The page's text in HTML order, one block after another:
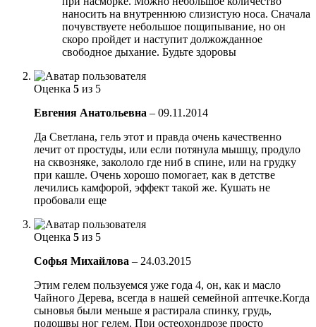
наносить на внутреннюю слизистую носа. Сначала
почувствуете небольшое пощипывание, но он
скоро пройдет и наступит должожданное
свободное дыхание. Будьте здоровы
Оценка 5 из 5
Евгения Анатольевна – 09.11.2014
Да Светлана, гель этот и правда очень качественно
лечит от простуды, или если потянула мышцу, продуло
на сквозняке, закололо где ниб в спине, или на грудку
при кашле. Очень хорошо помогает, как в детстве
лечились камфорой, эффект такой же. Кушать не
пробовали еще
Оценка 5 из 5
Софья Михайлова – 24.03.2015
Этим гелем пользуемся уже года 4, он, как и масло
Чайного Дерева, всегда в нашей семейной аптечке.Когда
сыновья были меньше я растирала спинку, грудь,
подошвы ног гелем. При остеохондрозе просто